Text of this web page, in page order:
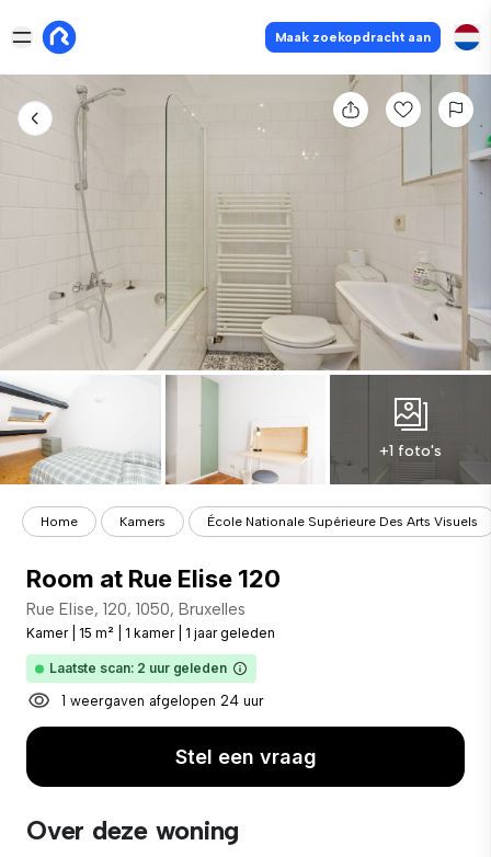
Maak zoekopdracht aan
+1 foto's
Home Kamers École Nationale Supérieure Des Arts Visuels
Room at Rue Elise 120
Rue Elise, 120, 1050, Bruxelles
Kamer 15 m² 1 kamer 1 jaar geleden
Laatste scan: 2 uur geleden
1 weergaven afgelopen 24 uur
Stel een vraag
Over deze woning